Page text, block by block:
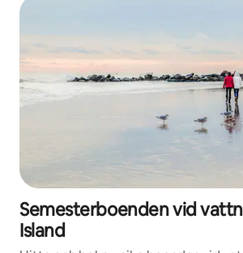
Semesterboenden vid
Island